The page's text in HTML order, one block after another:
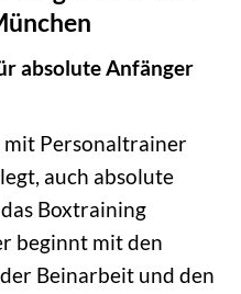
absolute Anfänger
mit Personaltrainer
auch absolute
Boxtraining
beginnt mit den
Beinarbeit und den